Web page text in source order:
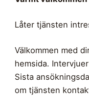
Låter tjänsten
Välkommen med
hemsida.
Sista
om tjänsten